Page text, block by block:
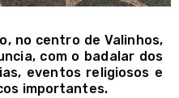
no centro de Valinhos,
com o badalar dos
eventos religiosos e
importantes.